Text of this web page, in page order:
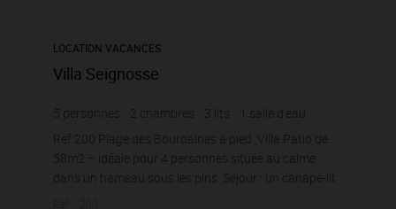
LOCATION VACANCES
Villa Seignosse
5 personnes 2 chambres 3 lits
salle d'eau
Ref 200 Plage des Bourdaines à pied ,Villa Patio de
58m2 – idéale pour 4 personnes située au calme
dans un hameau sous les pins. Séjour : un canapé-lit